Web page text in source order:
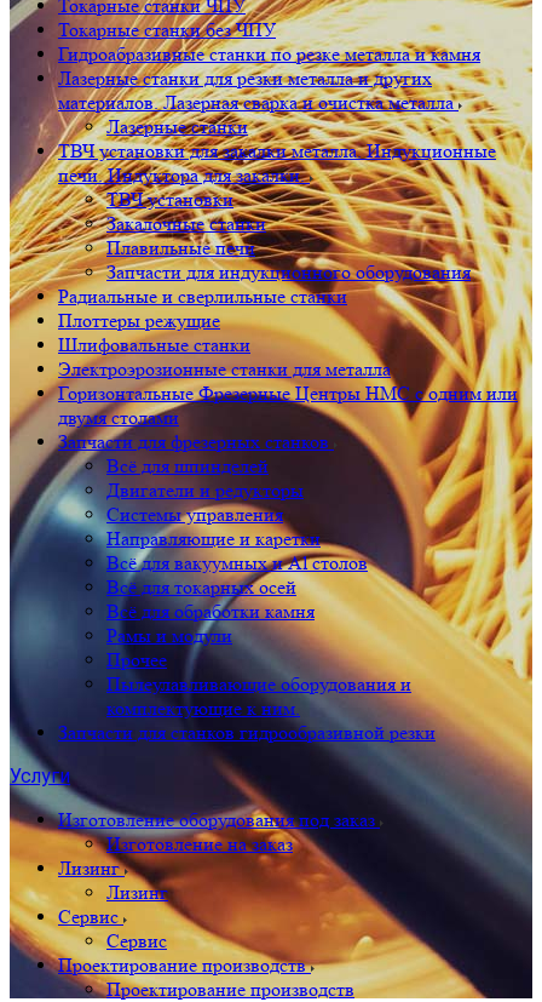
Токарные станки ЧПУ
Токарные станки без ЧПУ
Гидроабразивные станки по резке металла и камня
Лазерные станки для резки металла и других
материалов. Лазерная сварка и очистка металла
Лазерные станки
ТВЧ установки для закалки металла. Индукционные
печи. Индуктора для закалки.
ТВЧ установки
Закалочные станки
Плавильные печи
Запчасти для индукционного оборудования
Радиальные и сверлильные станки
Плоттеры режущие
Шлифовальные станки
Электроэрозионные станки для металла
Горизонтальные Фрезерные Центры HMC с одним или
двумя столами
Запчасти для фрезерных станков
Всё для шпинделей
Двигатели и редукторы
Системы управления
Направляющие и каретки
Всё для вакуумных и Al столов
Всё для токарных осей
Всё для обработки камня
Рамы и модули
Прочее
Пылеулавливающие оборудования и
комплектующие к ним.
Запчасти для станков гидрообразивной резки
Услуги
Изготовление оборудования под заказ
Изготовление на заказ
Лизинг
Лизинг
Сервис
Сервис
Проектирование производств
Проектирование производств